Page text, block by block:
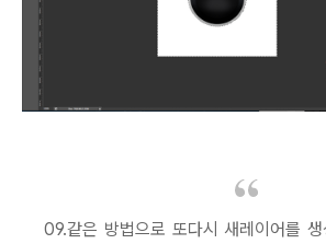
09.같은 방법으로 또다시 새레이어를